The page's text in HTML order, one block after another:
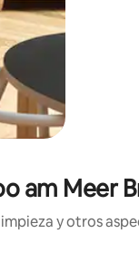
am Meer
y otros